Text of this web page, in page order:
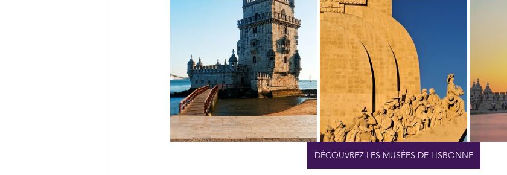
DÉCOUVREZ LES MUSÉES DE LISBONNE